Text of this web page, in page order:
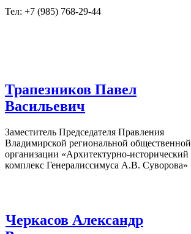
Тел: +7 (985) 768-29-44
Трапезников Павел
Васильевич
Заместитель Председателя Правления
Владимирской региональной общественной
организации «Архитектурно-исторический
комплекс Генералиссимуса А.В. Суворова»
Черкасов Александр